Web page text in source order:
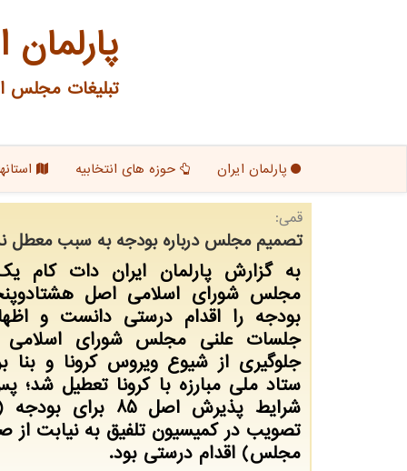
پارلمان
تبلیغات مجلس
پارلمان ایران حوزه های انتخابیه
قمی:
تصمیم مجلس درباره بودجه به سبب معطل
به گزارش پارلمان ایران دات كام
مجلس شورای اسلامی اصل
بودجه را اقدام درستی دانست و
جلسات علنی مجلس شورای
جلوگیری از شیوع ویروس كرونا و بنا
ستاد ملی مبارزه با كرونا تعطیل شد؛
شرایط پذیرش اصل 85
تصویب در كمیسیون تلفیق به نیابت از
مجلس) اقدام درستی بود.